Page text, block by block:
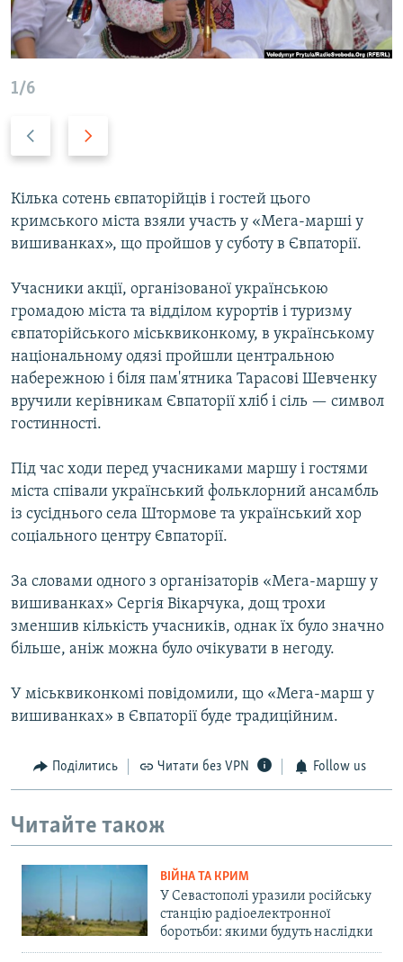
ВІДЕОУРОКИ «ELIFBE»
СВІДЧЕННЯ ОКУПАЦІЇ
УКРАЇНСЬКА ПРОБЛЕМА КРИМУ
Русский
Qırımtatar
Усі сайти RFE/RL
1/6
Previous
Next
Кілька сотень євпаторійців і гостей цього
кримського міста взяли участь у «Мега-марші у
вишиванках», що пройшов у суботу в Євпаторії.
Учасники акції, організованої українською
громадою міста та відділом курортів і туризму
євпаторійського міськвиконкому, в українському
національному одязі пройшли центральною
набережною і біля пам'ятника Тарасові Шевченку
вручили керівникам Євпаторії хліб і сіль — символ
гостинності.
Під час ходи перед учасниками маршу і гостями
міста співали український фольклорний ансамбль
із сусіднього села Штормове та український хор
соціального центру Євпаторії.
За словами одного з організаторів «Мега-маршу у
вишиванках» Сергія Вікарчука, дощ трохи
зменшив кількість учасників, однак їх було значно
більше, аніж можна було очікувати в негоду.
У міськвиконкомі повідомили, що «Мега-марш у
вишиванках» в Євпаторії буде традиційним.
Поділитись Читати без VPN Follow us
Читайте також
ВІЙНА ТА КРИМ
У Севастополі уразили російську
станцію радіоелектронної
боротьби: якими будуть наслідки